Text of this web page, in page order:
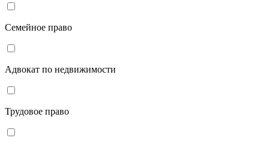
Семейное право
Адвокат по недвижимости
Трудовое право